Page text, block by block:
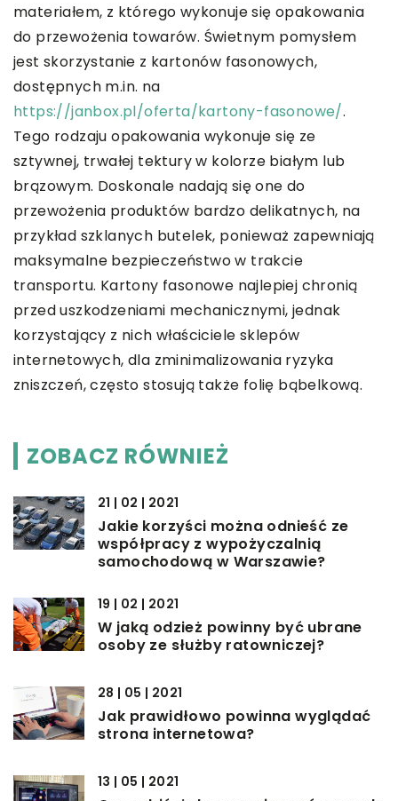
materiałem, z którego wykonuje się opakowania
do przewożenia towarów. Świetnym pomysłem
jest skorzystanie z kartonów fasonowych,
dostępnych m.in. na
https://janbox.pl/oferta/kartony-fasonowe/.
Tego rodzaju opakowania wykonuje się ze
sztywnej, trwałej tektury w kolorze białym lub
brązowym. Doskonale nadają się one do
przewożenia produktów bardzo delikatnych, na
przykład szklanych butelek, ponieważ zapewniają
maksymalne bezpieczeństwo w trakcie
transportu. Kartony fasonowe najlepiej chronią
przed uszkodzeniami mechanicznymi, jednak
korzystający z nich właściciele sklepów
internetowych, dla zminimalizowania ryzyka
zniszczeń, często stosują także folię bąbelkową.
ZOBACZ RÓWNIEŻ
21 | 02 | 2021
Jakie korzyści można odnieść ze
współpracy z wypożyczalnią
samochodową w Warszawie?
19 | 02 | 2021
W jaką odzież powinny być ubrane
osoby ze służby ratowniczej?
28 | 05 | 2021
Jak prawidłowo powinna wyglądać
strona internetowa?
13 | 05 | 2021